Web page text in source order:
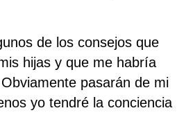
de los consejos que
hijas y que me habría
pasarán de mi
yo tendré la conciencia